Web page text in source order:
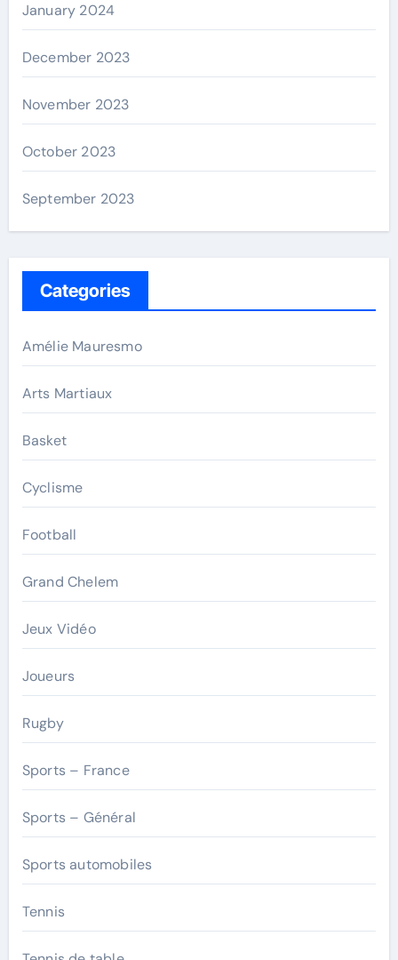
January 2024
December 2023
November 2023
October 2023
September 2023
Categories
Amélie Mauresmo
Arts Martiaux
Basket
Cyclisme
Football
Grand Chelem
Jeux Vidéo
Joueurs
Rugby
Sports – France
Sports – Général
Sports automobiles
Tennis